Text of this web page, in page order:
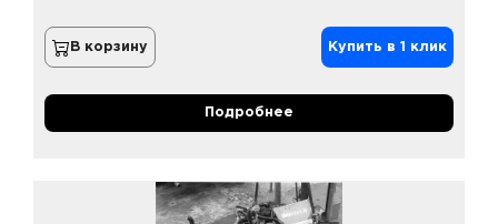
В корзину Купить в 1 клик
Подробнее